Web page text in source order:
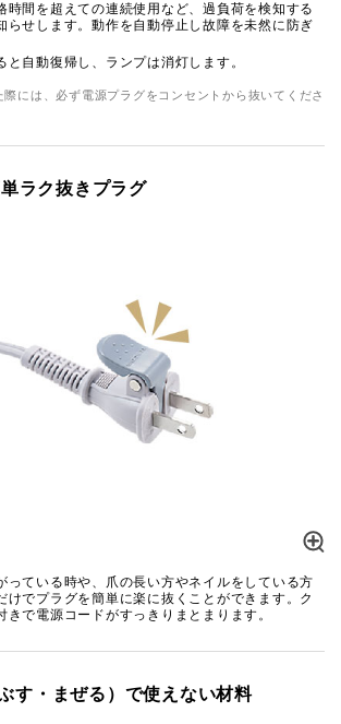
時間を超えての連続使用など、過負荷を検知する
らせします。動作を自動停止し故障を未然に防ぎ
自動復帰し、ランプは消灯します。
には、必ず電源プラグをコンセントから抜いてくださ
ラク抜きプラグ
っている時や、爪の長い方やネイルをしている方
けでプラグを簡単に楽に抜くことができます。ク
きで電源コードがすっきりまとまります。
す・まぜる）で使えない材料